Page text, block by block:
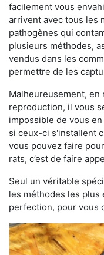
facilement vous
arrivent avec tous les
pathogènes qui
plusieurs méthodes,
vendus dans les
permettre de les
Malheureusement, en
reproduction, il vous
impossible de vous
si ceux-ci s'installent
vous pouvez faire
rats, c’est de faire
Seul un véritable
les méthodes les plus
perfection, pour vous